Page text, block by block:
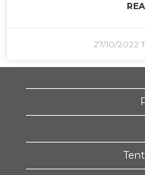
27/10/2022